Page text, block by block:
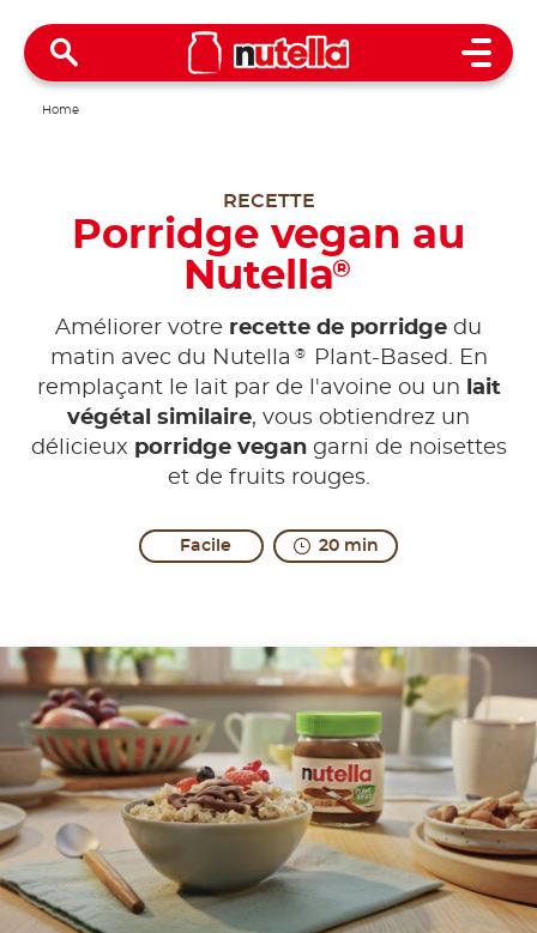
Open
Home
RECETTE
Porridge vegan au
Nutella®
Améliorer votre recette de porridge du
matin avec du Nutella®
Plant-Based. En
remplaçant le lait par de l'avoine ou un
lait
végétal similaire, vous obtiendrez un
délicieux porridge vegangarni de noisettes
et de fruits rouges.
Facile 20 min